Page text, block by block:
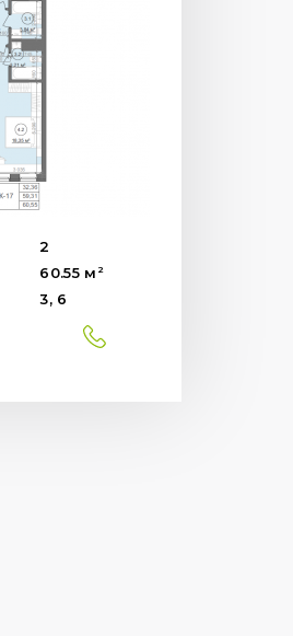
2
60.55м 2
3, 6